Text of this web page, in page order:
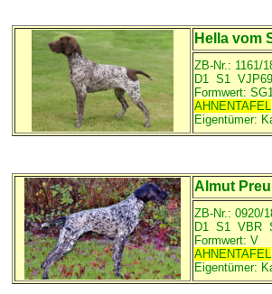
Hella vom
ZB-Nr.: 1161/
D1 S1
Formwert:
AHNENTAFEL
Eigentümer:
Almut
ZB-Nr.: 0920/
D1 S1 VBR
Formwert: V
AHNENTAFEL
Eigentümer: